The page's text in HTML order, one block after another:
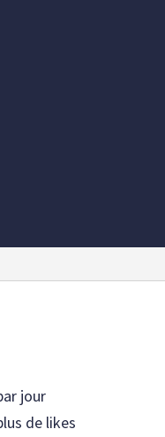
jour
de likes